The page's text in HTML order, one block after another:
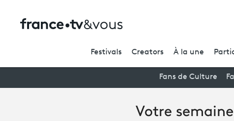
Festivals Creators À la une
Fans de Culture
Votre